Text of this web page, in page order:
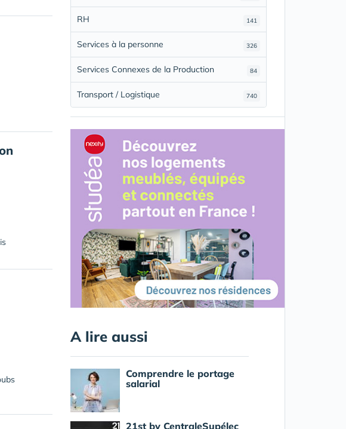
141
RH
326
Services à la personne
84
Services Connexes de la Production
740
Transport / Logistique
A lire aussi
Comprendre le portage
salarial
21st by CentraleSupélec